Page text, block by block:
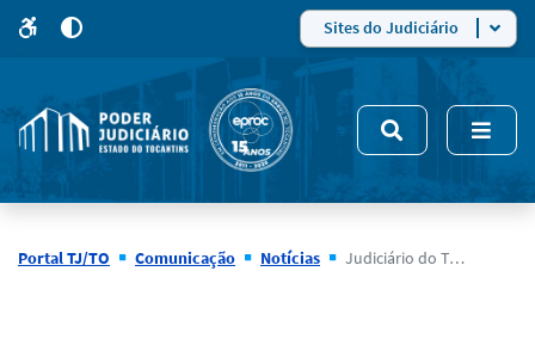
site
5
modo
de
alto
Sites do Judiciário
Portal TJ/TO Comunicação Notícias Judiciário do Tocantins oferece acolhimento e proteção às mulheres em situação de violência com ações que vão além do Mês da Mulher